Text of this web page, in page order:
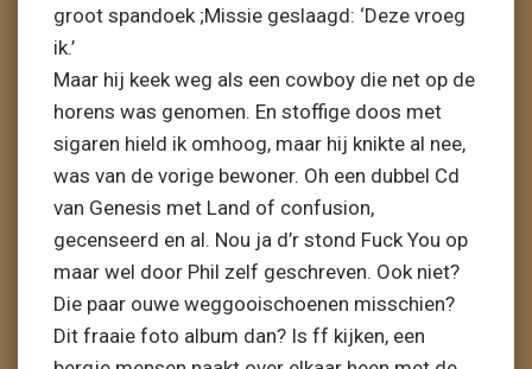
groot spandoek ;Missie geslaagd: ‘Deze vroeg
ik.’
Maar hij keek weg als een cowboy die net op de
horens was genomen. En stoffige doos met
sigaren hield ik omhoog, maar hij knikte al nee,
was van de vorige bewoner. Oh een dubbel Cd
van Genesis met Land of confusion,
gecenseerd en al. Nou ja d’r stond Fuck You op
maar wel door Phil zelf geschreven. Ook niet?
Die paar ouwe weggooischoenen misschien?
Dit fraaie foto album dan? Is ff kijken, een